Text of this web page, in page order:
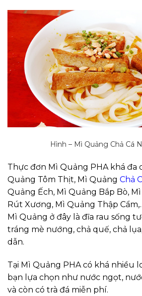
Hình – Mì Quảng Chả Cá
Thực đơn Mì Quảng PHA khá đa
Quảng Tôm Thịt, Mì Quảng Chả
Quảng Ếch, Mì Quảng Bắp Bò,
Rút Xương, Mì Quảng Thập
Mì Quảng ở đây là đĩa rau sống
tráng mè nướng, chả quế, chả
dẫn.
Tại Mì Quảng PHA có khá nhiều
bạn lựa chọn như nước ngọt,
và còn có trà đá miễn phí.